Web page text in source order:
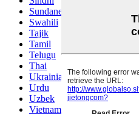
Sundanese
Swahili
Tajik
Tamil
Telugu
Thai
Ukrainian
Urdu
Uzbek
Vietnamese